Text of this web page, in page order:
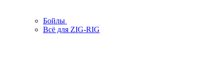
Бойлы
Всё для ZIG-RIG